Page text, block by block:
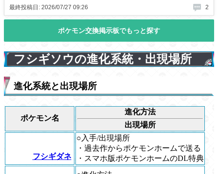
フシギソウの進化系統・出現場所
進化系統と出現場所
ポケモン名
進化方法
出現場所
フシギダネ
○入手/出現場所
・過去作からポケモンホームで送る
・スマホ版ポケモンホームのDL特典